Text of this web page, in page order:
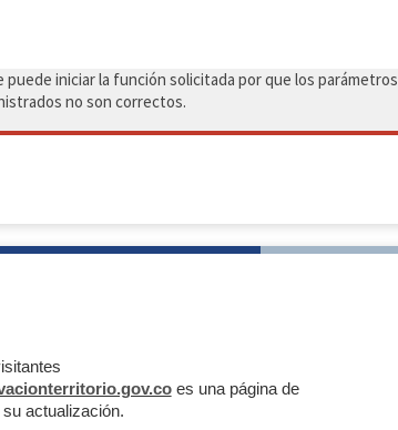
puede iniciar la función solicitada por que los parámetros
no son correctos.
es una página de
actualización.